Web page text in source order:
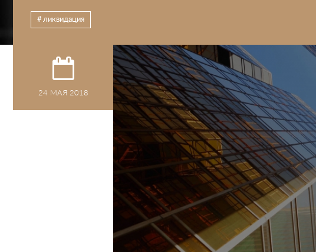
ликвидация
24 МАЯ 2018